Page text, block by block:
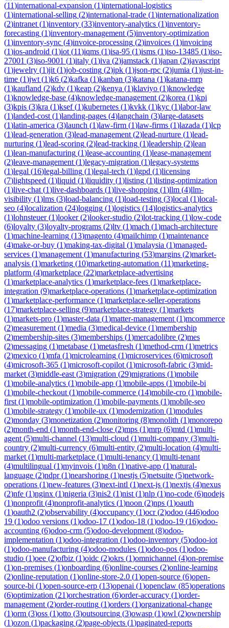
(11)international-expansion (1)international-logistics
(1)international-selling (2)international-trade (1)internationalization
(2)intranet (1)inventory (33)inventory-analytics (1)inventory-
forecasting (1)inventory-management (5)inventory-optimization
(1)inventory-sync (4)invoice-processing (2)invoices (1)invoicing
(1)ios-android (1)iot (11)iqms (1)isa-95 (1)isms (1)iso-13485 (1)iso-
27001 (3)iso-9001 (1)italy (1)iva (2)jamstack (1)japan (2)javascript
(1)jewelry (1)jit (1)job-costing (2)jpk (1)json-rpc (2)jumia (1)just-in-
time (1)jwt (1)k6 (2)kafka (1)kanban (3)katana (1)katana-mrp
(1)kaufland (2)kdv (1)keap (2)kenya (1)klaviyo (1)knowledge
(1)knowledge-base (4)knowledge-management (2)korea (1)kpi
(3)kpis (3)kra (1)ksef(1)kubernetes (1)kvkk (1)kyc (1)labor-law
(1)landed-cost (1)landing-pages (4)langchain (3)large-datasets
(1)latin-america (3)launch (1)law-firm (1)law-firms (1)lazada (1)lcp
(1)lead-generation (3)lead-management (2)lead-nurture (1)lead-
nurturing (1)lead-scoring (2)lead-tracking (1)leadership (2)lean
(1)lean-manufacturing (1)lease-accounting (1)lease-management
(2)leave-management (1)legacy-migration (1)legacy-systems
(1)legal (16)legal-billing (1)legal-tech (1)lgpd (1)licensing
(7)lightspeed (1)liquid (1)liquidity (1)listing (1)listing-optimization
(1)live-chat (1)live-dashboards (1)live-shopping (1)llm (4)llm-
visibility (1)lms (3)load-balancing (1)load-testing (3)local (1)local-
seo (4)localization (24)logging (1)logistics (14)logistics-analytics
(1)lohnsteuer(1)looker(2)looker-studio (2)lot-tracking (1)low-code
(6)loyalty (3)loyalty-programs (2)ltv (1)mach (1)mach-architecture
(1)machine-learning (13)magento (4)mailchimp (1)maintenance
(4)make-or-buy (1)making-tax-digital (1)malaysia (1)managed-
services (1)management (1)manufacturing (53)margins (2)market-
analysis (1)marketing (10)marketing-automation (11)marketing-
platform (4)marketplace (22)marketplace-advertising
(1)marketplace-analytics (1)marketplace-fees (1)marketplace-
integration (9)marketplace-operations (1)marketplace-optimization
(1)marketplace-performance (1)marketplace-seller-operations
(17)marketplace-selling (9)marketplace-strategy (1)markets
(1)markets-pro (1)master-data (1)matter-management (1)mcommerce
(2)measurement (1)media (3)medical-device (1)membership
(2)membership-sites (3)memberships (1)mercadolibre (2)mes
(2)messaging (1)metabase (1)metasfresh (1)method-crm (1)metrics
(2)mexico (1)mfa (1)microlearning (1)microservices (6)microsoft
(4)microsoft-365 (1)microsoft-copilot (1)microsoft-fabric (3)mid-
market (3)middle-east (3)migration (29)migrations (1)mobile
(1)mobile-analytics (1)mobile-app (1)mobile-apps (1)mobile-bi
(1)mobile-checkout (1)mobile-commerce (14)mobile-cro (1)mobile-
first (1)mobile-optimization (1)mobile-payments (1)mobile-seo
(1)mobile-strategy (1)mobile-ux (1)modernization (1)modules
(2)monday (3)monetization (2)monitoring (8)monolith (1)monorepo
(2)month-end (1)month-end-close (2)mps (1)mrp (6)mtd (1)multi-
agent (5)multi-channel (13)multi-cloud (1)multi-company (3)multi-
country (2)multi-currency (6)multi-entity (2)multi-location (4)multi-
market (1)multi-marketplace (1)multi-tenancy (1)multi-tenant
(4)multilingual (1)myinvois (1)n8n (1)native-app (1)natural-
language (2)ndpr(1)nearshoring (1)nestjs (5)netsuite (5)network-
operations (1)new-features (3)next-intl (1)next-js (1)nextjs (4)nexus
(2)nfe (1)nginx (1)nigeria (3)nis2 (1)nist (1)nlp (1)no-code (6)nodejs
(1)nonprofit (4)nonprofit-analytics (1)noon (2)nps (1)oauth
(1)oauth2 (2)observability (4)occupancy (1)ocr(2)odoo (446)odoo
19 (1)odoo versions (1)odoo-17 (1)odoo-18 (1)odoo-19 (16)odoo-
accounting (6)odoo-crm (5)odoo-development (8)odoo-
implementation (1)odoo-integration (1)odoo-inventory (5)odoo-iot
(1)odoo-manufacturing (4)odoo-modules (1)odoo-pos (1)odoo-
studio (1)oee (2)ofbiz (1)oidc (2)okrs (1)omnichannel (4)on-premise
(1)on-premises (1)onboarding (6)online-courses (2)online-learning
(2)online-reputation (1)online-store-2.0 (1)open-source (6)open-
source-bi (1)open-source-erp (13)openai (1)openclaw (85)operations
(6)optimization (21)orchestration (6)order-accuracy (1)order-
management (2)order-routing (1)orders (1)organizational-change
(1)orm (3)oss (1)otto (3)outsourcing (3)owasp (1)owl (2)ownership
(1)ozon (1)packaging (2)page-objects (1)paginated-reports